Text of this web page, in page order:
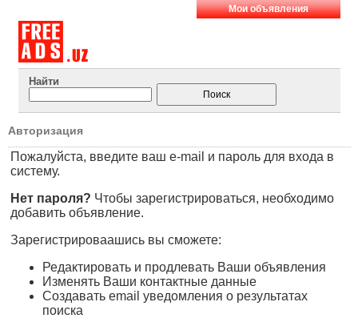
Мои объявления
Найти
Авторизация
Пожалуйста, введите ваш e-mail и пароль для входа в
систему.
Нет пароля? Чтобы зарегистрироваться, необходимо
добавить объявление.
Зарегистрироваашись вы сможете:
Редактировать и продлевать Ваши объявления
Изменять Ваши контактные данные
Создавать email уведомления о результатах
поиска